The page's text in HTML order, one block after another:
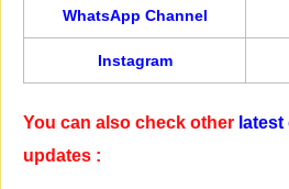
WhatsApp Channel
Instagram
You can also check other
updates :